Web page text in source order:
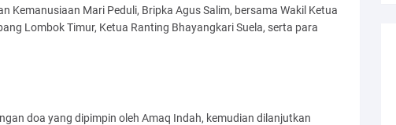
Kemanusiaan Mari Peduli, Bripka Agus Salim, bersama Wakil Ketua
Lombok Timur, Ketua Ranting Bhayangkari Suela, serta para
doa yang dipimpin oleh Amaq Indah, kemudian dilanjutkan